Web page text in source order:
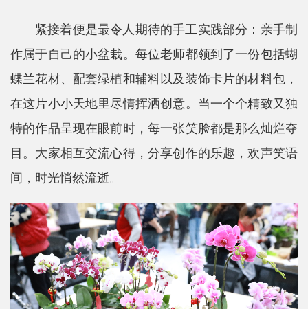
紧接着便是最令人期待的手工实践部分：亲手制
作属于自己的小盆栽。每位老师都领到了一份包括蝴
蝶兰花材、配套绿植和辅料以及装饰卡片的材料包，
在这片小小天地里尽情挥洒创意。当一个个精致又独
特的作品呈现在眼前时，每一张笑脸都是那么灿烂夺
目。大家相互交流心得，分享创作的乐趣，欢声笑语
间，时光悄然流逝。